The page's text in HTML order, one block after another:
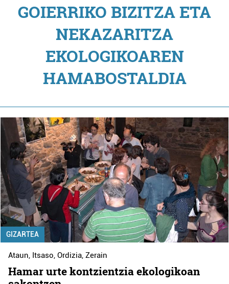
GOIERRIKO BIZITZA ETA
NEKAZARITZA
EKOLOGIKOAREN
HAMABOSTALDIA
GIZARTEA
Ataun, Itsaso,Ordizia,Zerain
Hamar urte kontzientzia ekologikoan